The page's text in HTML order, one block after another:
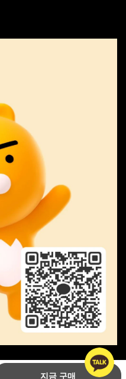
지금 구매
Rights Reserved